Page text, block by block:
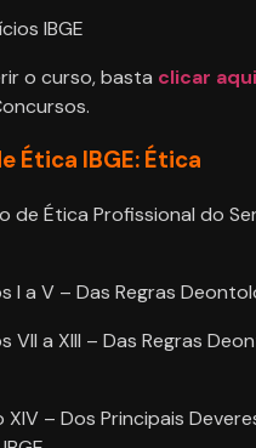
IBGE
o curso, basta clicar aqui
Ética IBGE: Ética
de Ética Profissional do
I a V – Das Regras
VII a XIII – Das Regras
– Dos Principais